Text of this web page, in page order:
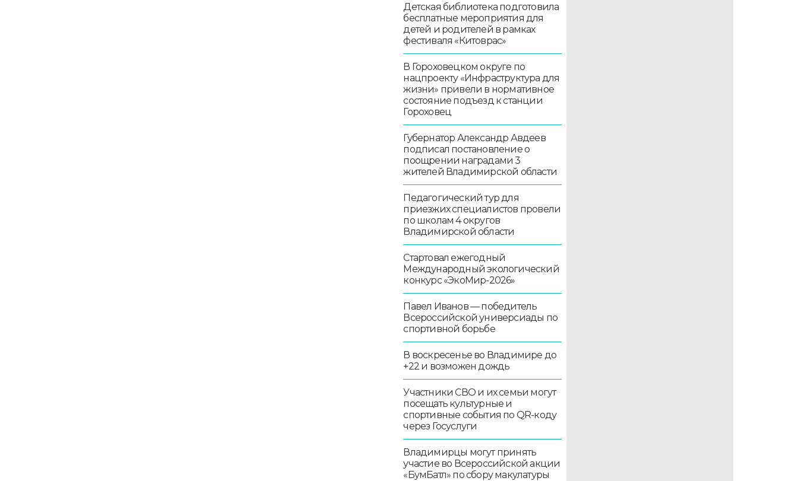
Детская библиотека подготовила
бесплатные мероприятия для
детей и родителей в рамках
фестиваля «Китоврас»
В Гороховецком округе по
нацпроекту «Инфраструктура для
жизни» привели в нормативное
состояние подъезд к станции
Гороховец
Губернатор Александр Авдеев
подписал постановление о
поощрении наградами 3
жителей Владимирской области
Педагогический тур для
приезжих специалистов провели
по школам 4 округов
Владимирской области
Стартовал ежегодный
Международный экологический
конкурс «ЭкоМир-2026»
Павел Иванов — победитель
Всероссийской универсиады по
спортивной борьбе
В воскресенье во Владимире до
+22 и возможен дождь
Участники СВО и их семьи могут
посещать культурные и
спортивные события по QR-коду
через Госуслуги
Владимирцы могут принять
участие во Всероссийской акции
«БумБатл» по сбору макулатуры